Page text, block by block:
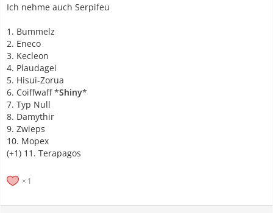
Ich nehme auch Serpifeu
1. Bummelz
2. Eneco
3. Kecleon
4. Plaudagei
5. Hisui-Zorua
6. Coiffwaff *Shiny*
7. Typ Null
8. Damythir
9. Zwieps
10. Mopex
(+1) 11. Terapagos
1